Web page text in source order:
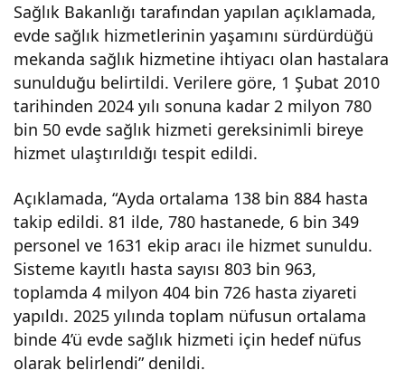
Sağlık Bakanlığı tarafından yapılan açıklamada,
evde sağlık hizmetlerinin yaşamını sürdürdüğü
mekanda sağlık hizmetine ihtiyacı olan hastalara
sunulduğu belirtildi. Verilere göre, 1 Şubat 2010
tarihinden 2024 yılı sonuna kadar 2 milyon 780
bin 50 evde sağlık hizmeti gereksinimli bireye
hizmet ulaştırıldığı tespit edildi.
Açıklamada, “Ayda ortalama 138 bin 884 hasta
takip edildi. 81 ilde, 780 hastanede, 6 bin 349
personel ve 1631 ekip aracı ile hizmet sunuldu.
Sisteme kayıtlı hasta sayısı 803 bin 963,
toplamda 4 milyon 404 bin 726 hasta ziyareti
yapıldı. 2025 yılında toplam nüfusun ortalama
binde 4’ü evde sağlık hizmeti için hedef nüfus
olarak belirlendi” denildi.
mily
onu
n
hast
aya
‘evd